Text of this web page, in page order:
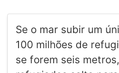
Se o mar subir um
100 milhões de
se forem seis